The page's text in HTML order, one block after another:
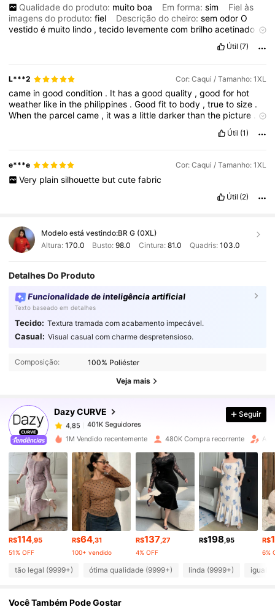
Qualidade do produto: muito boa Em forma: sim
Fiel às
imagens do produto:fiel Descrição do cheiro:semodorO
vestidoé muito lindo ,tecido levementecom brilhoacetinado
Útil (7)
L***2 Cor: Caqui / Tamanho: 1XL
came ingoodcondition . It hasagoodquality ,goodfor hot
weather like inthe philippines .Goodfitto body ,truetosize .
Whenthe parcelcame , itwasa littledarkerthanthe picture .
Útil (1)
e***e Cor: Caqui / Tamanho: 1XL
Very plain silhouette but cute fabric
Útil (2)
Modelo está vestindo:BR G (0XL)
Altura: 170.0 Busto:98.0 Cintura: 81.0 Quadris: 103.0
Detalhes Do Produto
Funcionalidade de inteligência artificial
Texto baseado em detalhes
Tecido: Textura tramada com acabamento impecável.
Casual: Visual casual com charme despretensioso.
Composição: 100% Poliéster
Veja mais
Dazy CURVE
4,85 401K Seguidores
401K Seguidores
4,85
401K Seguidores
c***2
pago1 dia atrás
4,85 401K Seguidores
4,85 401K Seguidores
4,85 401K Seguidores
4,85 401K Seguidores
401K Seguidores
Seguir
1M Vendido recentemente 480K Compra recorrente
R$114 ,95
51% OFF
R$64 ,31
100+ vendido
R$137,27
4% OFF
R$198 ,95 R$
6%
tão legal (9999+) ótima qualidade (9999+) linda (9999+) igual a
Você Também Pode Gostar